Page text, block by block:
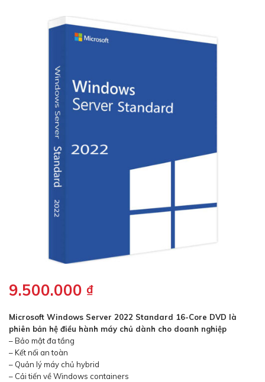
9.500.000 ₫
Microsoft Windows Server 2022 Standard 16-Core DVD là
phiên bản hệ điều hành máy chủ dành cho doanh nghiệp
– Bảo mật đa tầng
– Kết nối an toàn
– Quản lý máy chủ hybrid
– Cải tiến về Windows containers